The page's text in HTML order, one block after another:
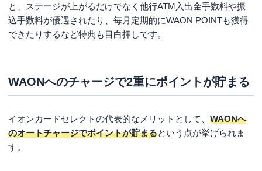
と、ステージが上がるだけでなく他行ATM入出金手数料や振
込手数料が優遇されたり、毎月定期的にWAON POINTも獲得
できたりするなど特典も目白押しです。
WAONへのチャージで2重にポイントが貯まる
イオンカードセレクトの代表的なメリットとして、 WAONへ
のオートチャージでポイントが貯まるという点が挙げられま
す。